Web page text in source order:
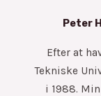
Peter
Efter at
Tekniske
i 1988.